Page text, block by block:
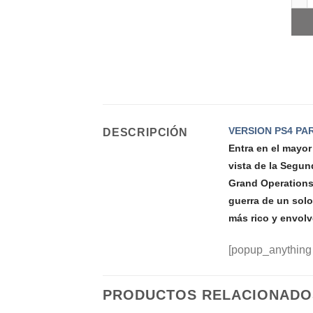
DESCRIPCIÓN
VERSION PS4
Entra en el
vista de la
Grand
guerra de un
más rico y
PRODUCTOS